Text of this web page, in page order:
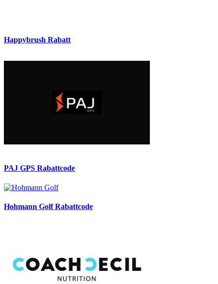
Happybrush Rabatt
PAJ GPS Rabattcode
Hohmann Golf Rabattcode